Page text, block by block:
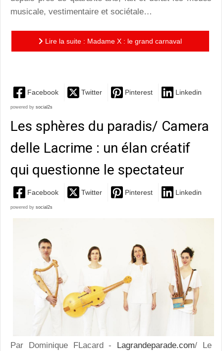
musicale, vestimentaire et sociétale…
Lire la suite : Madame X : le grand carnaval
Facebook Twitter Pinterest Linkedin
powered by social2s
Les sphères du paradis/ Camera
delle Lacrime : un élan créatif
qui questionne le spectateur
Facebook Twitter Pinterest Linkedin
powered by social2s
Par Dominique FLacard - Lagrandeparade.com/ Le